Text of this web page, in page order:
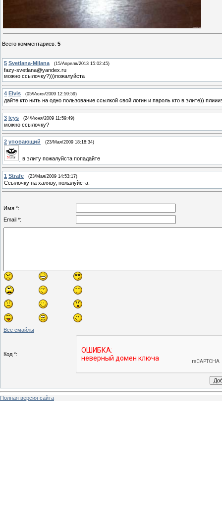
Всего комментариев: 5
5 Svetlana-Milana (15/Апреля/2013 15:02:45)
fazy-svetlana@yandex.ru
можно ссылочку?)))пожалуйста
4 Elvis (05/Июля/2009 12:59:59)
дайте кто нить на одно пользование ссылкой свой логин и пароль кто в элите))
3 leys (24/Июня/2009 11:59:49)
можно ссылочку?
2 уповающий (23/Мая/2009 18:18:34)
в элиту пожалуйста попадайте
1 Strafe (23/Мая/2009 14:53:17)
Ссылочку на халяву, пожалуйста.
Имя *:
Email *:
Все смайлы
Код *:
Полная версия сайта